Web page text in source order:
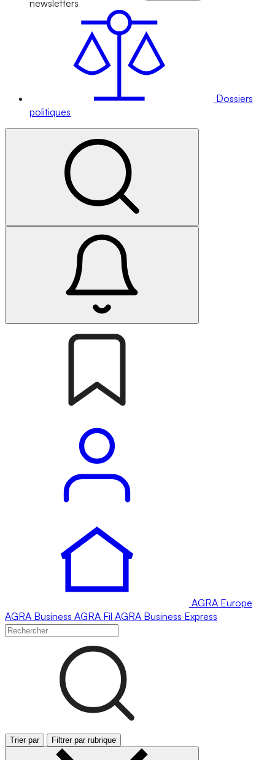
newsletters
Dossiers
politiques
AGRA Europe
AGRA Business AGRA Fil AGRA Business Express
Trier par Filtrer par rubrique